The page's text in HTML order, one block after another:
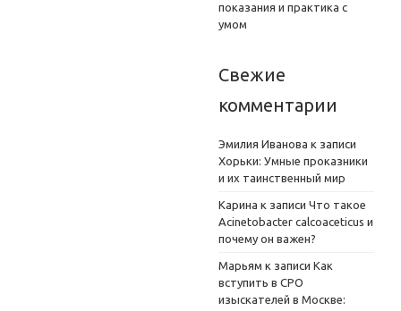
показания и практика с
умом
Свежие
комментарии
Эмилия Иванова к записи
Хорьки: Умные проказники
и их таинственный мир
Карина к записи Что такое
Acinetobacter calcoaceticus и
почему он важен?
Марьям к записи Как
вступить в СРО
изыскателей в Москве: